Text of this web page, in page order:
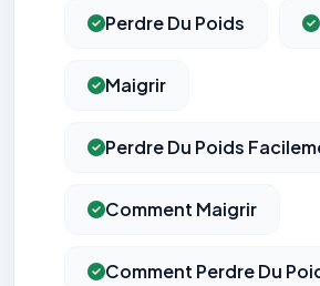
Perdre Du Poids
Maigrir
Perdre Du Poids
Comment Maigrir
Comment Perdre Du